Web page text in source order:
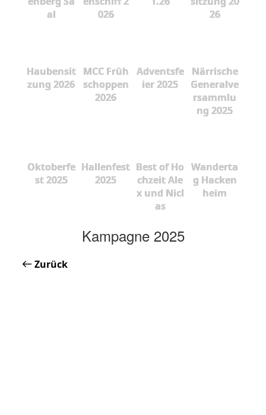
al
026
26
Haubensit
zung 2026
MCC Früh
schoppen
2026
Adventsfe
ier 2025
Närrische
Generalve
rsammlu
ng 2025
Oktoberfe
st 2025
Hallenfest
2025
Best of Ho
chzeit Ale
x und Nicl
as
Wanderta
g Hacken
heim
Kampagne 2025
Zurück